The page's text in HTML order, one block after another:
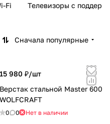
Fi Телевизоры с
Сначала популярные
15 980 ₽/шт
Верстак стальной Master 600
WOLFCRAFT
0 0 Нет в наличии